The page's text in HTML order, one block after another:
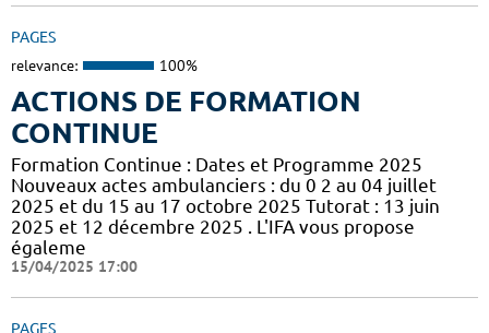
PAGES
relevance: 100%
ACTIONS DE FORMATION
CONTINUE
Formation Continue : Dates et Programme 2025
Nouveaux actes ambulanciers : du 0 2 au 04 juillet
2025 et du 15 au 17 octobre 2025 Tutorat : 13 juin
2025 et 12 décembre 2025 . L'IFA vous propose
égaleme
15/04/2025 17:00
PAGES